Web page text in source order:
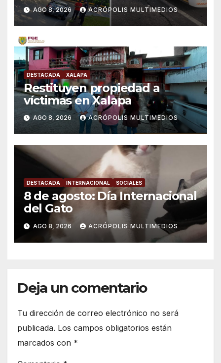
AGO 8, 2026 ACRÓPOLIS MULTIMEDIOS
DESTACADA XALAPA
Restituyen propiedad a
víctimas en Xalapa
AGO 8, 2026 ACRÓPOLIS MULTIMEDIOS
DESTACADA INTERNACIONAL SOCIALES
8 de agosto: Día Internacional
del Gato
AGO 8, 2026 ACRÓPOLIS MULTIMEDIOS
Deja un comentario
Tu dirección de correo electrónico no será
publicada. Los campos obligatorios están
marcados con *